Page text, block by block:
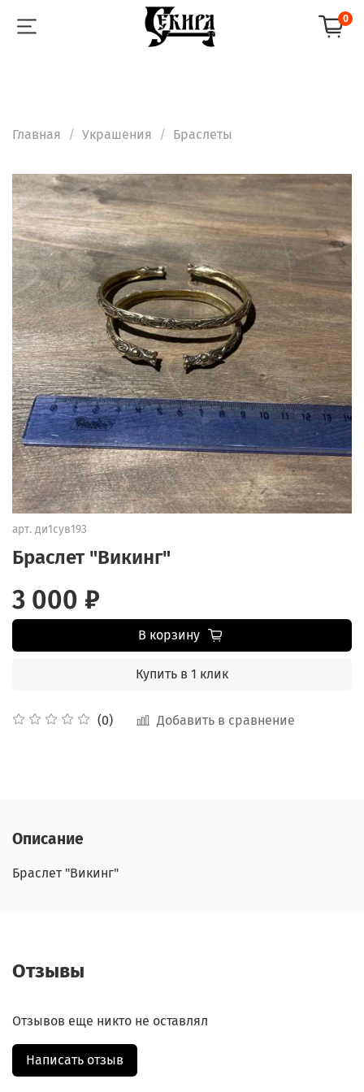
0
Главная Украшения Браслеты
арт. ди1сув193
Браслет "Викинг"
(0) Добавить в сравнение
3 000 ₽
В корзину
Купить в 1 клик
Описание
Браслет "Викинг"
Отзывы
Отзывов еще никто не оставлял
Написать отзыв